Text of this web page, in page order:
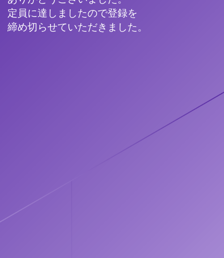
定員に達しましたので登録を
締め切らせていただきました。